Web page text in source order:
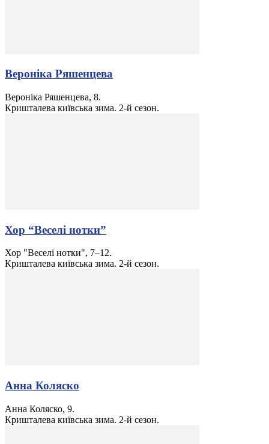
Вероніка Ряшенцева
Вероніка Ряшенцева, 8.
Кришталева київська зима. 2-й сезон.
Хор “Веселі нотки”
Хор "Веселі нотки", 7–12.
Кришталева київська зима. 2-й сезон.
Анна Коляско
Анна Коляско, 9.
Кришталева київська зима. 2-й сезон.